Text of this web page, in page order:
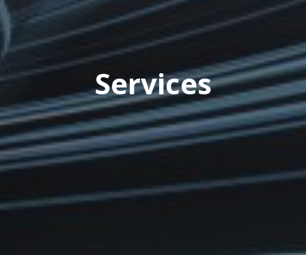
Services